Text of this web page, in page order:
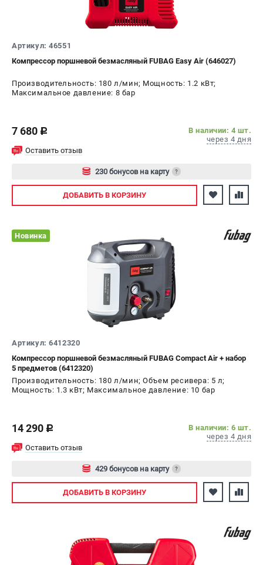
ИЗБРАННОЕ
0
ПОДДЕРЖКА
Сервисный центр
ИНФОРМАЦИЯ
О бренде
Пользовательское соглашение
Генераторы бензиновые
Генераторы дизельные
ПОЛЕЗНЫЕ СТАТЬИ
Как выбрать бензопилу?
Как выбрать компрессор?
Как выбрать сварочный аппарат?
Сварочные полуавтоматы MIG/MAG
Сварочные аппараты TIG
Артикул: 46551
Компрессор поршневой безмасляный FUBAG Easy Air (646027)
Производительность: 180 л/мин; Мощность: 1.2 кВт;
Максимальное давление: 8 бар
7 680 c
В наличии: 4 шт.
через 4 дня
Оставить отзыв
230 бонусов на карту ?
Авторизуйтесь
ДОБАВИТЬ В КОРЗИНУ
Новинка
Артикул: 6412320
Компрессор поршневой безмасляный FUBAG Compact Air + набор
5 предметов (6412320)
Производительность: 180 л/мин; Объем ресивера: 5 л;
Мощность: 1.3 кВт; Максимальное давление: 10 бар
14 290 c
В наличии: 6 шт.
через 4 дня
Оставить отзыв
429 бонусов на карту ?
Авторизуйтесь
ДОБАВИТЬ В КОРЗИНУ